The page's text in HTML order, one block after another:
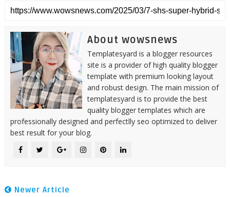
About wowsnews
Templatesyard is a blogger resources
site is a provider of high quality blogger
template with premium looking layout
and robust design. The main mission of
templatesyard is to provide the best
quality blogger templates which are
professionally designed and perfectlly seo optimized to deliver
best result for your blog.
Newer Article